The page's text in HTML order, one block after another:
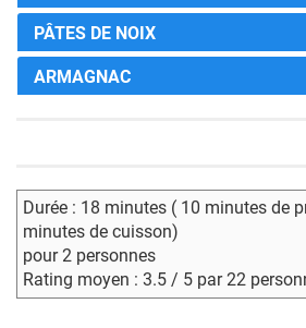
PÂTES DE NOIX
ARMAGNAC
Durée : 18 minutes ( 10 minutes de
minutes de cuisson)
pour 2 personnes
Rating moyen : 3.5 / 5 par 22